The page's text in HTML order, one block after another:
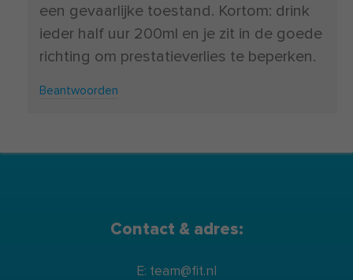
een gevaarlijke toestand. Kortom: drink
ieder half uur 200ml en je zit in de goede
richting om prestatieverlies te beperken.
Beantwoorden
Contact & adres:
E: team@fit.nl